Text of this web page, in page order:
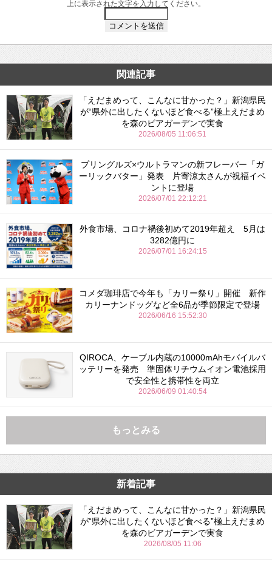
上に表示された文字を入力してください。
関連記事
「えだまめって、こんなに甘かった？」新潟県民
が“県外に出したくないほど食べる”極上えだまめ
を森のビアガーデンで実食
2026/08/05 11:06:51
プリングルズ×ウルトラマンの新フレーバー「ガ
ーリックバター」発表 片寄涼太さんが祝福イベ
ントに登場
2026/07/01 22:12:21
外食市場、コロナ禍後初めて2019年超え 5月は
3282億円に
2026/07/01 16:24:15
コメダ珈琲店で今年も「カリー祭り」開催 新作
カリーナンドッグなど全6品が季節限定で登場
2026/06/16 15:52:30
QIROCA、ケーブル内蔵の10000mAhモバイルバ
ッテリーを発売 準固体リチウムイオン電池採用
で安全性と携帯性を両立
2026/06/09 01:40:54
もっとみる
新着記事
「えだまめって、こんなに甘かった？」新潟県民
が“県外に出したくないほど食べる”極上えだまめ
を森のビアガーデンで実食
2026/08/05 11:06